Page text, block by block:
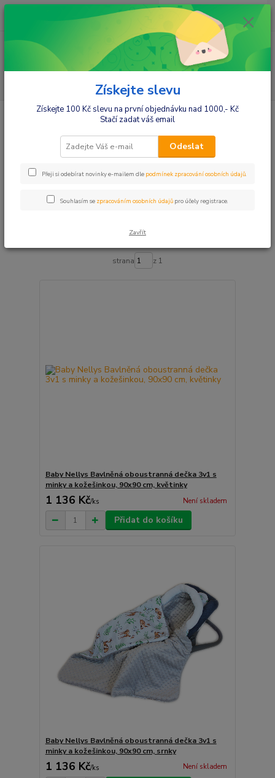
ks
za 0,00 Kč
Kočárky Sety,dečky do kočárků Dečky
Upřesnit parametry
Zobrazuji 1-31 z 31
strana z 1
Baby Nellys Bavlněná oboustranná dečka 3v1 s
minky a kožešinkou, 90x90 cm, květinky
1 136 Kč/ks Není skladem
Přidat do košíku
Baby Nellys Bavlněná oboustranná dečka 3v1 s
minky a kožešinkou, 90x90 cm, srnky
1 136 Kč/ks Není skladem
Získejte slevu
Získejte 100 Kč slevu na první objednávku nad 1000,- Kč
Stačí zadat váš email
Odeslat
Přeji si odebírat novinky e-mailem dle podmínek zpracování osobních údajů.
Souhlasím se zpracováním osobních údajů pro účely registrace.
Zavřít